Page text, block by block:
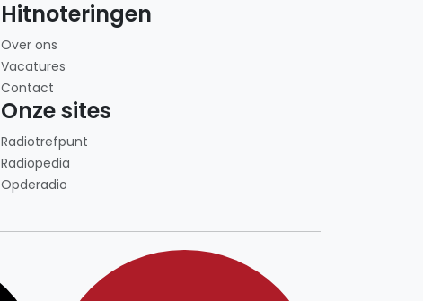
Hitnoteringen
Over ons
Vacatures
Contact
Onze sites
Radiotrefpunt
Radiopedia
Opderadio